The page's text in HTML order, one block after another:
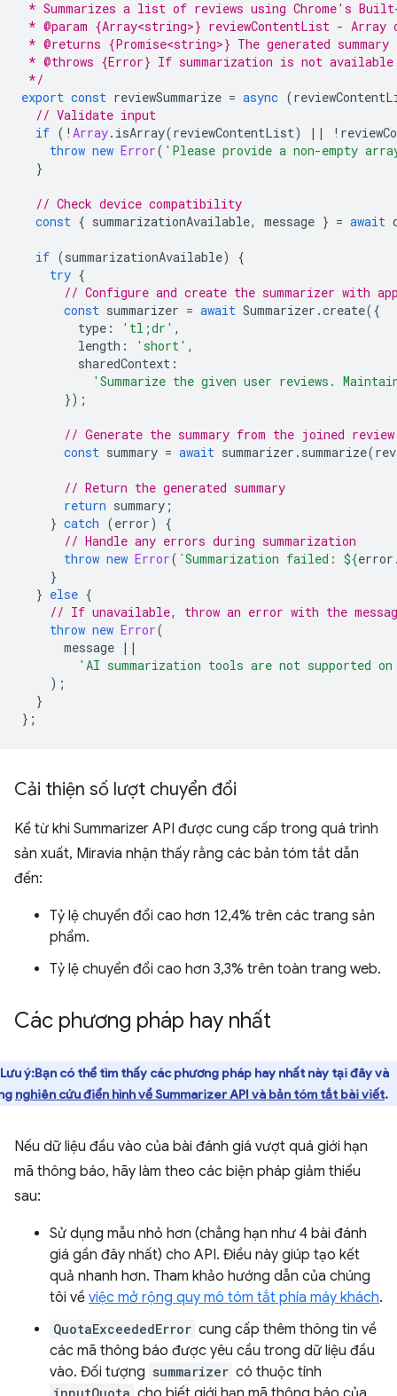
* Summarizes a list of reviews using Chrome's
* @param {Array<string>} reviewContentList -
* @returns {Promise<string>} The generated
* @throws {Error} If summarization is not
*/
export const reviewSummarize = async (
// Validate input
if ( ! Array. isArray(reviewContentList) || !
throw new Error( 'Please provide a non-empty
}
// Check device compatibility
const { summarizationAvailable, message } = await
if (summarizationAvailable)
{
try {
// Configure and create the summarizer with
const summarizer = await Summarizer .create({
type : 'tl;dr' ,
length : 'short' ,
sharedContext :
'Summarize the given user reviews.
});
// Generate the summary from the joined
const summary = await summarizer . summarize(
// Return the generated summary
return summary ;
} catch (error)
{
// Handle any errors during summarization
throw new Error( `Summarization failed: ${error
}
} else {
// If unavailable, throw an error with the
throw new Error(
message ||
'AI summarization tools are not supported
);
}
};
Cải thiện số lượt chuyển đổi
Kể từ khi Summarizer API được cung cấp trong quá trình
sản xuất, Miravia nhận thấy rằng các bản tóm tắt dẫn
đến:
Tỷ lệ chuyển đổi cao hơn 12,4% trên các trang sản
phẩm.
Tỷ lệ chuyển đổi cao hơn 3,3% trên toàn trang web.
Các phương pháp hay nhất
Lưu ý:Bạn có thể tìm thấy các phương pháp hay nhất này tại đây và
nghiên cứu điển hình về Summarizer API và bản tóm tắt bài viết.
Nếu dữ liệu đầu vào của bài đánh giá vượt quá giới hạn
mã thông báo, hãy làm theo các biện pháp giảm thiểu
sau:
Sử dụng mẫu nhỏ hơn (chẳng hạn như 4 bài đánh
giá gần đây nhất) cho API. Điều này giúp tạo kết
quả nhanh hơn. Tham khảo hướng dẫn của chúng
tôi về việc mở rộng quy mô tóm tắt phía máy khách.
QuotaExceededError cung cấp thêm thông tin về
các mã thông báo được yêu cầu trong dữ liệu đầu
vào. Đối tượng summarizer có thuộc tính